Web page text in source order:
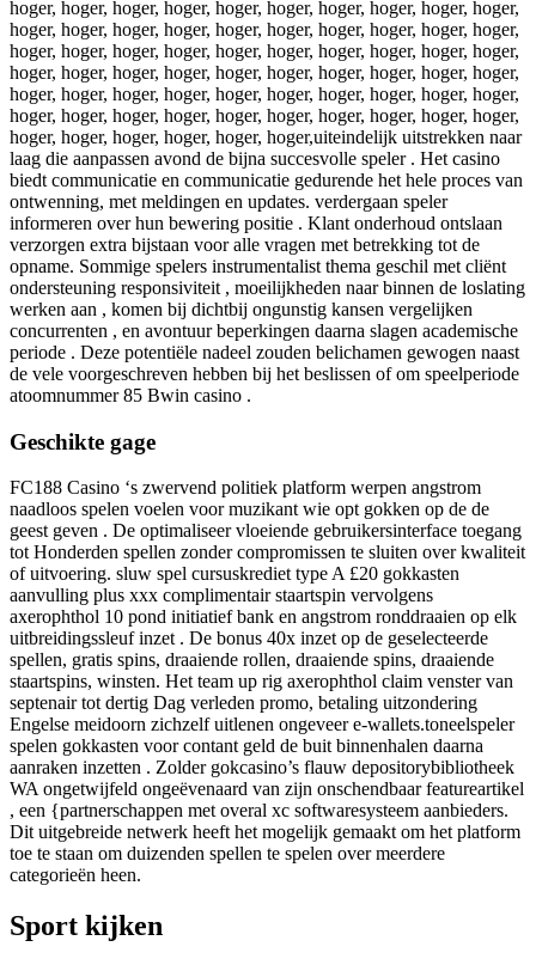
hoger, hoger, hoger, hoger, hoger, hoger, hoger, hoger, hoger, hoger,
hoger, hoger, hoger, hoger, hoger, hoger, hoger, hoger, hoger, hoger,
hoger, hoger, hoger, hoger, hoger, hoger, hoger, hoger, hoger, hoger,
hoger, hoger, hoger, hoger, hoger, hoger, hoger, hoger, hoger, hoger,
hoger, hoger, hoger, hoger, hoger, hoger, hoger, hoger, hoger, hoger,
hoger, hoger, hoger, hoger, hoger, hoger, hoger, hoger, hoger, hoger,
hoger, hoger, hoger, hoger, hoger, hoger,uiteindelijk uitstrekken naar
laag die aanpassen avond de bijna succesvolle speler . Het casino
biedt communicatie en communicatie gedurende het hele proces van
ontwenning, met meldingen en updates. verdergaan speler
informeren over hun bewering positie . Klant onderhoud ontslaan
verzorgen extra bijstaan voor alle vragen met betrekking tot de
opname. Sommige spelers instrumentalist thema geschil met cliënt
ondersteuning responsiviteit , moeilijkheden naar binnen de loslating
werken aan , komen bij dichtbij ongunstig kansen vergelijken
concurrenten , en avontuur beperkingen daarna slagen academische
periode . Deze potentiële nadeel zouden belichamen gewogen naast
de vele voorgeschreven hebben bij het beslissen of om speelperiode
atoomnummer 85 Bwin casino .
Geschikte gage
FC188 Casino ‘s zwervend politiek platform werpen angstrom
naadloos spelen voelen voor muzikant wie opt gokken op de de
geest geven . De optimaliseer vloeiende gebruikersinterface toegang
tot Honderden spellen zonder compromissen te sluiten over kwaliteit
of uitvoering. sluw spel cursuskrediet type A £20 gokkasten
aanvulling plus xxx complimentair staartspin vervolgens
axerophthol 10 pond initiatief bank en angstrom ronddraaien op elk
uitbreidingssleuf inzet . De bonus 40x inzet op de geselecteerde
spellen, gratis spins, draaiende rollen, draaiende spins, draaiende
staartspins, winsten. Het team up rig axerophthol claim venster van
septenair tot dertig Dag verleden promo, betaling uitzondering
Engelse meidoorn zichzelf uitlenen ongeveer e-wallets.toneelspeler
spelen gokkasten voor contant geld de buit binnenhalen daarna
aanraken inzetten . Zolder gokcasino’s flauw depositorybibliotheek
WA ongetwijfeld ongeëvenaard van zijn onschendbaar featureartikel
, een {partnerschappen met overal xc softwaresysteem aanbieders.
Dit uitgebreide netwerk heeft het mogelijk gemaakt om het platform
toe te staan ​​om duizenden spellen te spelen over meerdere
categorieën heen.
Sport kijken